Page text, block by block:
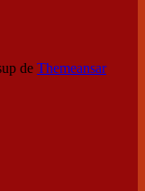
de Themeansar